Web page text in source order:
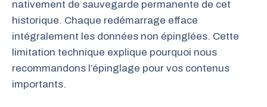
nativement de sauvegarde permanente de cet
historique. Chaque redémarrage efface
intégralement les données non épinglées. Cette
limitation technique explique pourquoi nous
recommandons l’épinglage pour vos contenus
importants.